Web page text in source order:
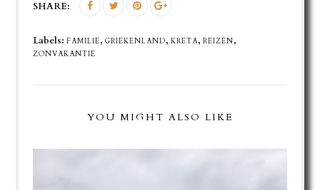
SHARE:
Labels:FAMILIE,GRIEKENLAND,KRETA,REIZEN,
ZONVAKANTIE
YOU MIGHT ALSO LIKE